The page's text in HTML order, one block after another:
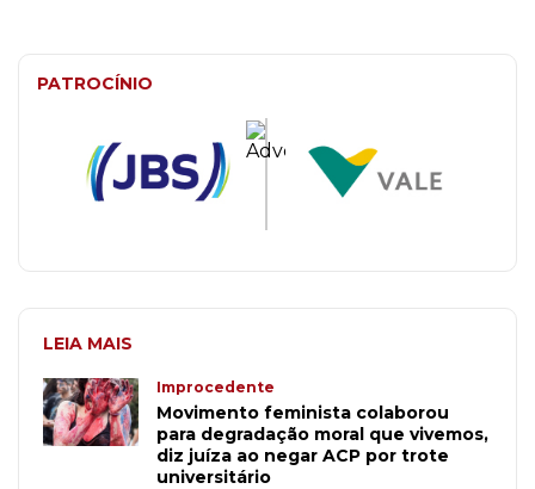
PATROCÍNIO
LEIA MAIS
Improcedente
Movimento feminista colaborou
para degradação moral que vivemos,
diz juíza ao negar ACP por trote
universitário